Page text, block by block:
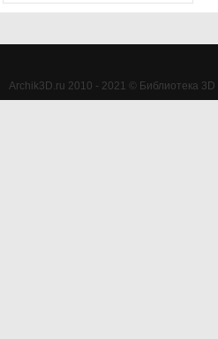
Archik3D.ru 2010 - 2021 © Библиотека